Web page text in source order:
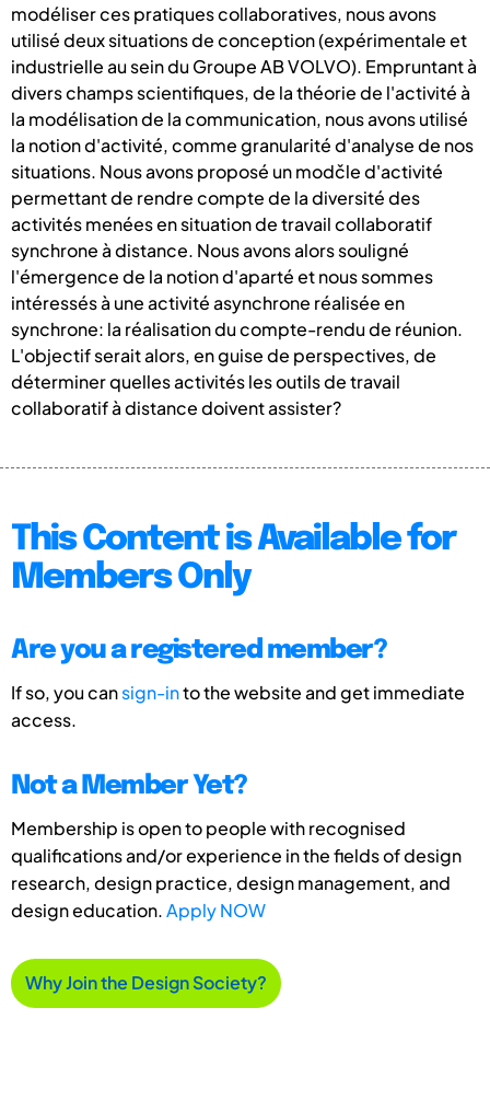
modéliser ces pratiques collaboratives, nous avons
utilisé deux situations de conception (expérimentale et
industrielle au sein du Groupe AB VOLVO). Empruntant à
divers champs scientifiques, de la théorie de l'activité à
la modélisation de la communication, nous avons utilisé
la notion d'activité, comme granularité d'analyse de nos
situations. Nous avons proposé un modčle d'activité
permettant de rendre compte de la diversité des
activités menées en situation de travail collaboratif
synchrone à distance. Nous avons alors souligné
l'émergence de la notion d'aparté et nous sommes
intéressés à une activité asynchrone réalisée en
synchrone: la réalisation du compte-rendu de réunion.
L'objectif serait alors, en guise de perspectives, de
déterminer quelles activités les outils de travail
collaboratif à distance doivent assister?
This Content is Available for
Members Only
Are you a registered member?
If so, you cansign-into the website and get immediate
access.
Not a Member Yet?
Membership is open to people with recognised
qualifications and/or experience in the fields of design
research, design practice, design management, and
design education.Apply NOW
Why Join the Design Society?